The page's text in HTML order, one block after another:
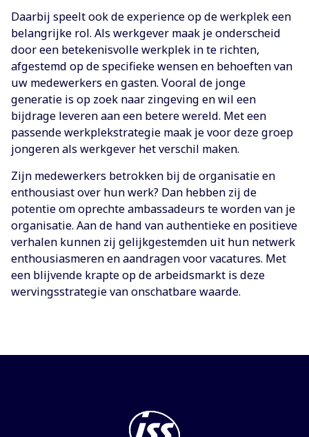
Daarbij speelt ook de experience op de werkplek een
belangrijke rol. Als werkgever maak je onderscheid
door een betekenisvolle werkplek in te richten,
afgestemd op de specifieke wensen en behoeften van
uw medewerkers en gasten. Vooral de jonge
generatie is op zoek naar zingeving en wil een
bijdrage leveren aan een betere wereld. Met een
passende werkplekstrategie maak je voor deze groep
jongeren als werkgever het verschil maken.
Zijn medewerkers betrokken bij de organisatie en
enthousiast over hun werk? Dan hebben zij de
potentie om oprechte ambassadeurs te worden van je
organisatie. Aan de hand van authentieke en positieve
verhalen kunnen zij gelijkgestemden uit hun netwerk
enthousiasmeren en aandragen voor vacatures. Met
een blijvende krapte op de arbeidsmarkt is deze
wervingsstrategie van onschatbare waarde.